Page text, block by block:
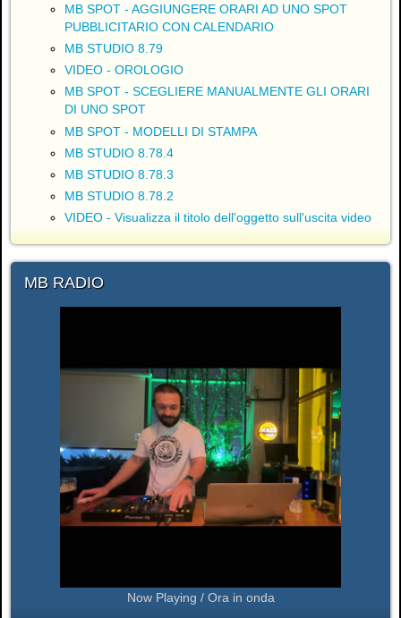
MB SPOT - AGGIUNGERE ORARI AD UNO SPOT
PUBBLICITARIO CON CALENDARIO
MB STUDIO 8.79
VIDEO - OROLOGIO
MB SPOT - SCEGLIERE MANUALMENTE GLI ORARI
DI UNO SPOT
MB SPOT - MODELLI DI STAMPA
MB STUDIO 8.78.4
MB STUDIO 8.78.3
MB STUDIO 8.78.2
VIDEO - Visualizza il titolo dell'oggetto sull'uscita video
MB RADIO
Now Playing / Ora in onda